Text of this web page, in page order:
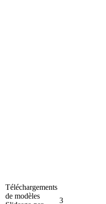
Téléchargements
de modèles
3